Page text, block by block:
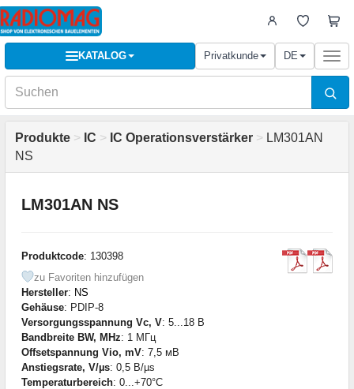
KATALOG Privatkunde DE
Produkte > IC > IC Operationsverstärker > LM301AN
NS
LM301AN NS
Produktcode: 130398
zu Favoriten hinzufügen
Hersteller: NS
Gehäuse: PDIP-8
Versorgungsspannung Vc, V: 5...18 В
Bandbreite BW, MHz: 1 МГц
Offsetspannung Vio, mV: 7,5 мВ
Anstiegsrate, V/µs: 0,5 В/µs
Temperaturbereich: 0...+70°C